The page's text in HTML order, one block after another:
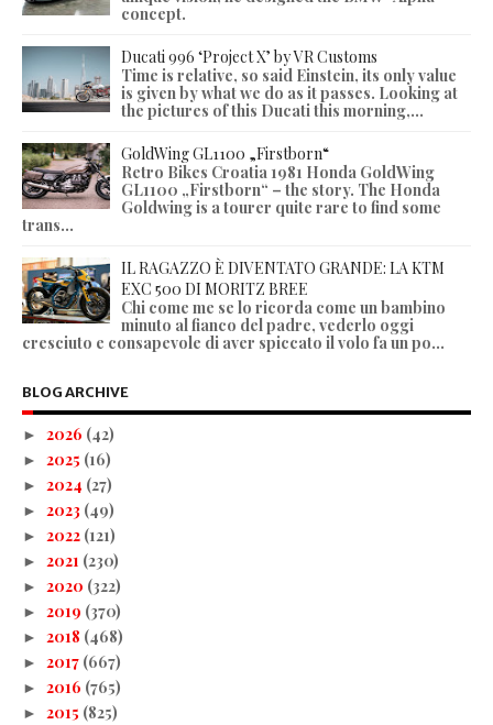
concept.
Ducati 996 ‘Project X’ by VR Customs
Time is relative, so said Einstein, its only value
is given by what we do as it passes. Looking at
the pictures of this Ducati this morning,...
GoldWing GL1100 „Firstborn“
Retro Bikes Croatia 1981 Honda GoldWing
GL1100 „Firstborn“ – the story. The Honda
Goldwing is a tourer quite rare to find some
trans...
IL RAGAZZO È DIVENTATO GRANDE: LA KTM
EXC 500 DI MORITZ BREE
Chi come me se lo ricorda come un bambino
minuto al fianco del padre, vederlo oggi
cresciuto e consapevole di aver spiccato il volo fa un po...
BLOG ARCHIVE
► 2026 (42)
► 2025 (16)
► 2024 (27)
► 2023 (49)
► 2022 (121)
► 2021 (230)
► 2020 (322)
► 2019 (370)
► 2018 (468)
► 2017 (667)
► 2016 (765)
► 2015 (825)